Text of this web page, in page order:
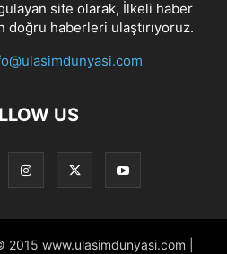
site olarak, İlkeli haber
doğru haberleri ulaştırıyoruz.
US
2015 www.ulasimdunyasi.com |